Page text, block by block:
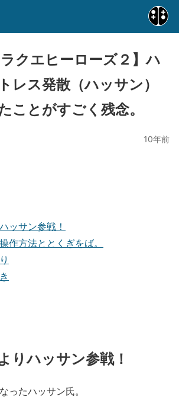
クエヒーローズ２】ハ
レス発散（ハッサン）
ことがすごく残念。
10年前
ッサン参戦！
作方法ととくぎをば。
りハッサン参戦！
ったハッサン氏。